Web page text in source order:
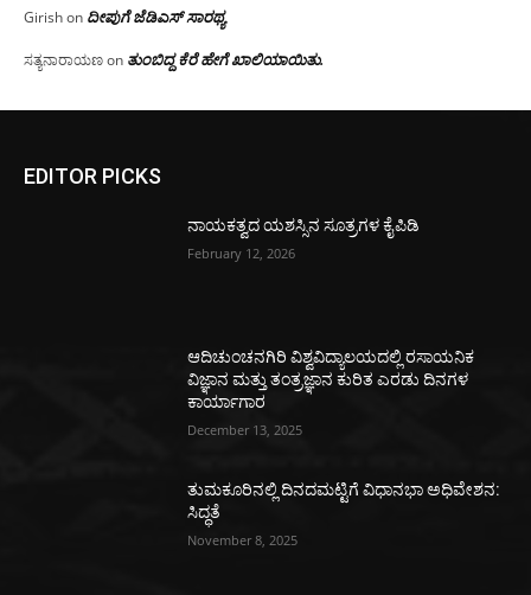
Girishon ದೀಪುಗೆ ಜೆಡಿಎಸ್ ಸಾರಥ್ಯ
ಸತ್ಯನಾರಾಯಣon ತುಂಬಿದ್ದ ಕೆರೆ ಹೇಗೆ ಖಾಲಿಯಾಯಿತು.
EDITOR PICKS
ನಾಯಕತ್ವದ ಯಶಸ್ಸಿನ ಸೂತ್ರಗಳ ಕೈಪಿಡಿ
February 12, 2026
ಆದಿಚುಂಚನಗಿರಿ ವಿಶ್ವವಿದ್ಯಾಲಯದಲ್ಲಿ ರಸಾಯನಿಕ
ವಿಜ್ಞಾನ ಮತ್ತು ತಂತ್ರಜ್ಞಾನ ಕುರಿತ ಎರಡು ದಿನಗಳ
ಕಾರ್ಯಾಗಾರ
December 13, 2025
ತುಮಕೂರಿನಲ್ಲಿ ದಿನದಮಟ್ಟಿಗೆ ವಿಧಾನಭಾ ಅಧಿವೇಶನ:
ಸಿದ್ಧತೆ
November 8, 2025